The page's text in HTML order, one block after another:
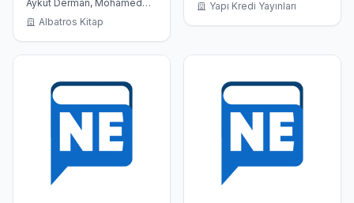
Aykut Derman, Mohamed
Sifaoui
Albatros Kitap
Yapı Kredi Yayınları